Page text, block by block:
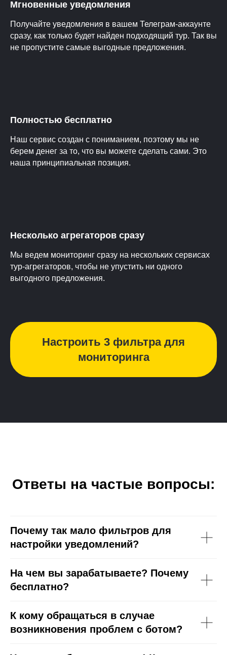
Мгновенные уведомления
Получайте уведомления в вашем Телеграм-аккаунте
сразу, как только будет найден подходящий тур. Так вы
не пропустите самые выгодные предложения.
Полностью бесплатно
Наш сервис создан с пониманием, поэтому мы не
берем денег за то, что вы можете сделать сами. Это
наша принципиальная позиция.
Несколько агрегаторов сразу
Мы ведем мониторинг сразу на нескольких сервисах
тур-агрегаторов, чтобы не упустить ни одного
выгодного предложения.
Настроить 3 фильтра для
мониторинга
Ответы на частые вопросы:
Почему так мало фильтров для
настройки уведомлений?
На чем вы зарабатываете? Почему
бесплатно?
К кому обращаться в случае
возникновения проблем с ботом?